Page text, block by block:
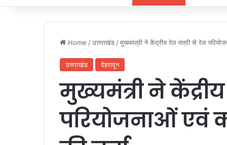
Home /उत्तराखंड /मुख्यमंत्री ने केंद्रीय रेल मंत्री से रेल
उत्तराखंड देहरादून
मुख्यमंत्री ने
परियोजनाओं एवं